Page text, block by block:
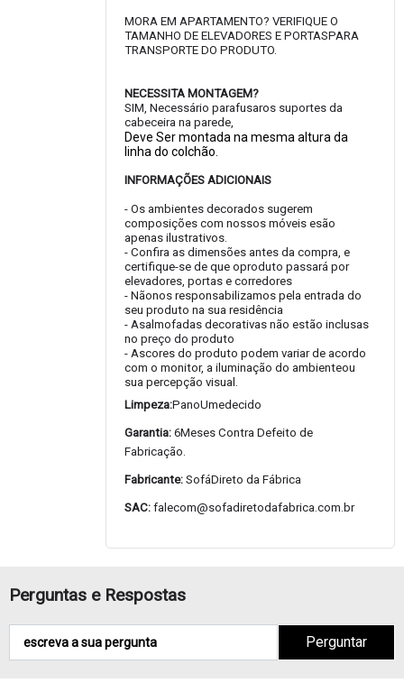
MORA EM APARTAMENTO? VERIFIQUE O
TAMANHO DE ELEVADORES E PORTASPARA
TRANSPORTE DO PRODUTO.
NECESSITA MONTAGEM?
SIM, Necessário parafusaros suportes da
cabeceira na parede,
Deve Ser montada na mesma altura da
linha do colchão.
INFORMAÇÕES ADICIONAIS
- Os ambientes decorados sugerem
composições com nossos móveis esão
apenas ilustrativos.
- Confira as dimensões antes da compra, e
certifique-se de que oproduto passará por
elevadores, portas e corredores
- Nãonos responsabilizamos pela entrada do
seu produto na sua residência
- Asalmofadas decorativas não estão inclusas
no preço do produto
- Ascores do produto podem variar de acordo
com o monitor, a iluminação do ambienteou
sua percepção visual.
Limpeza:PanoUmedecido
Garantia: 6Meses Contra Defeito de
Fabricação.
Fabricante: SofáDireto da Fábrica
SAC: falecom@sofadiretodafabrica.com.br
Perguntas e Respostas
Perguntar